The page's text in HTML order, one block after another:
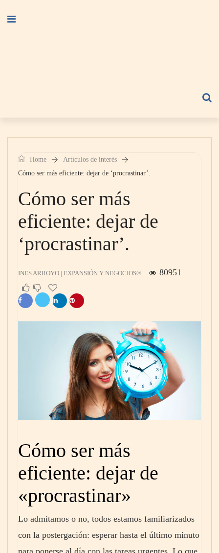
Home
Artículos de interés
Cómo ser más eficiente: dejar de ‘procrastinar’.
Cómo ser más
eficiente: dejar de
‘procrastinar’.
INES ARROYO | EXPANSIÓN Y NEGOCIOS® 80951
Cómo ser más
eficiente: dejar de
«procrastinar»
Lo admitamos o no, todos estamos familiarizados
con la postergación: esperar hasta el último minuto